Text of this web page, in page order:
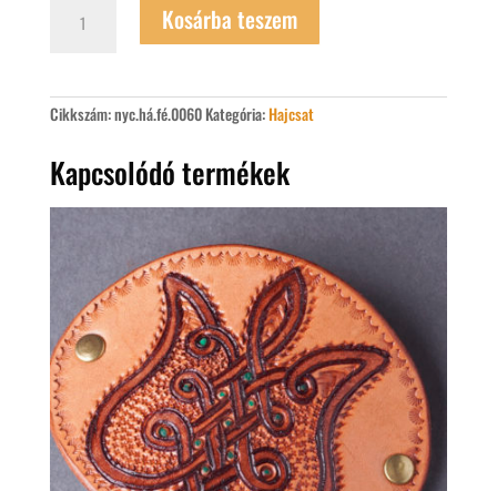
mennyiség
Kosárba teszem
Cikkszám:nyc.há.fé.0060 Kategória:Hajcsat
Kapcsolódó termékek